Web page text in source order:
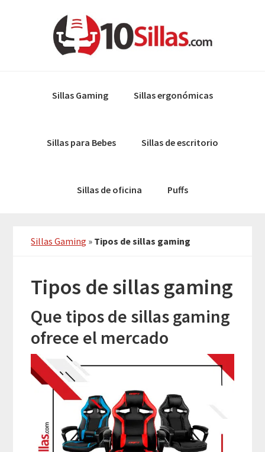
Sillas Gaming Sillas ergonómicas
Sillas para Bebes Sillas de escritorio
Sillas de oficina Puffs
Sillas Gaming » Tipos de sillas gaming
Tipos de sillas gaming
Que tipos de sillas gaming
ofrece el mercado